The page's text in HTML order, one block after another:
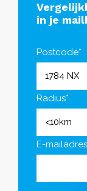
in je
Postcode*
Radius*
E-